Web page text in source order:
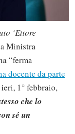
‘Ettore
Ministra
“ferma
docente da parte
1° febbraio,
che lo
sé un